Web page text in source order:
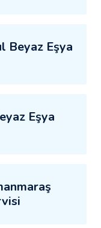
Beyaz Eşya
Eşya